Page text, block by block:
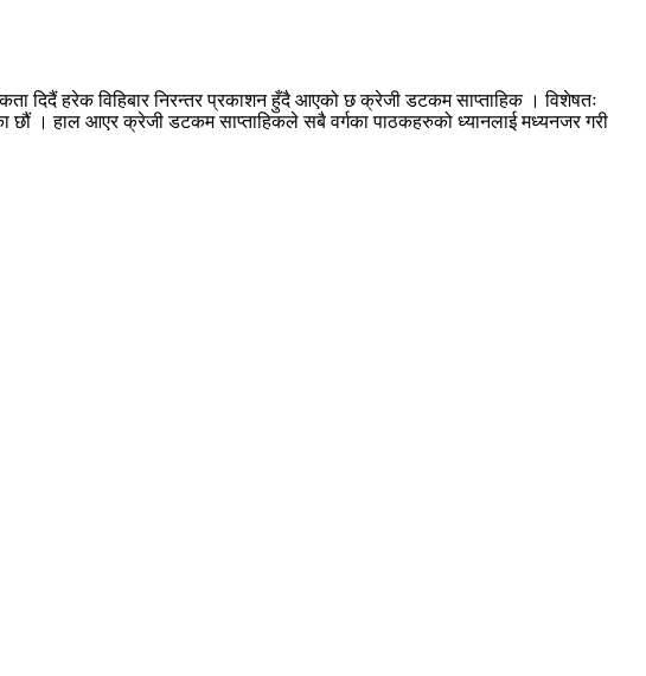
दिदैं हरेक विहिबार निरन्तर प्रकाशन हुँदै आएको छ क्रेजी डटकम साप्ताहिक । विशेषतः
छौं । हाल आएर क्रेजी डटकम साप्ताहिकले सबै वर्गका पाठकहरुको ध्यानलाई मध्यनजर गरी